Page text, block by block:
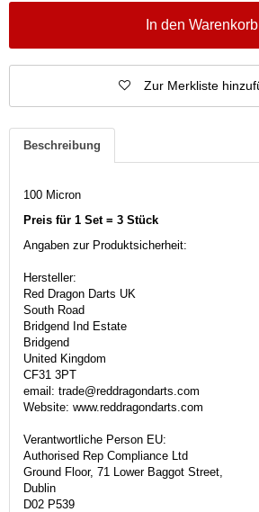
In den Warenkorb
Zur Merkliste
Beschreibung
100 Micron
Preis für 1 Set = 3 Stück
Angaben zur Produktsicherheit:
Hersteller:
Red Dragon Darts UK
South Road
Bridgend Ind Estate
Bridgend
United Kingdom
CF31 3PT
email: trade@reddragondarts.com
Website: www.reddragondarts.com
Verantwortliche Person EU:
Authorised Rep Compliance Ltd
Ground Floor, 71 Lower Baggot Street,
Dublin
D02 P539